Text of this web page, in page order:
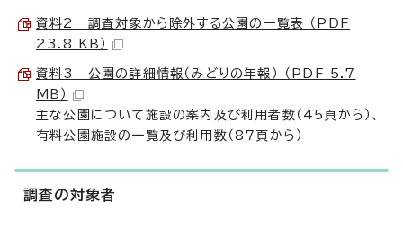
資料2 調査対象から除外する公園の一覧表 （PDF
23.8 KB）
資料3 公園の詳細情報（みどりの年報） （PDF 5.7
MB）
主な公園について施設の案内及び利用者数（45頁から）、
有料公園施設の一覧及び利用数（87頁から）
調査の対象者